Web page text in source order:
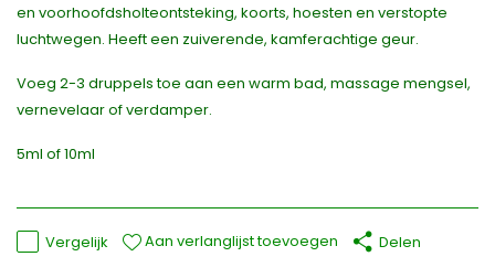
en voorhoofdsholteontsteking, koorts, hoesten en verstopte
luchtwegen. Heeft een zuiverende, kamferachtige geur.
Voeg 2-3 druppels toe aan een warm bad, massage mengsel,
vernevelaar of verdamper.
5ml of 10ml
Vergelijk Aan verlanglijst toevoegen Delen